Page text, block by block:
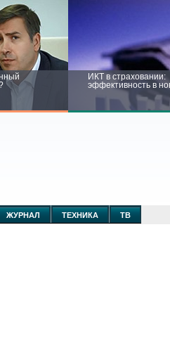
ИКТ в страховании:
эффективность в
новых условиях
ЖУРНАЛ ТЕХНИКА ТВ